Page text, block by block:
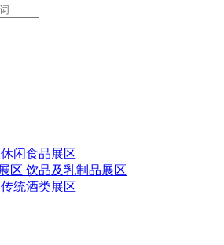
休闲食品展区
饮品及乳制品展区
传统酒类展区